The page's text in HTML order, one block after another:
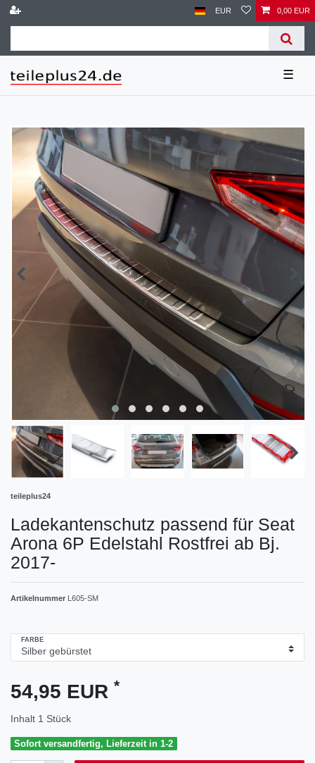
EUR 0,00 EUR
☰
teileplus24
Ladekantenschutz passend für Seat
Arona 6P Edelstahl Rostfrei ab Bj.
2017-
Artikelnummer L605-SM
FARBE
54,95 EUR *
Inhalt 1 Stück
Sofort versandfertig, Lieferzeit in 1-2